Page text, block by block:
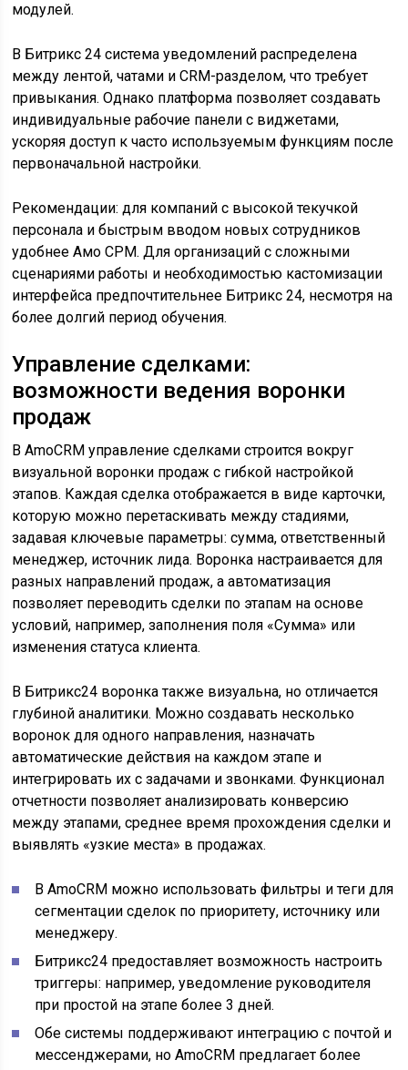
модулей.
В Битрикс 24 система уведомлений распределена
между лентой, чатами и CRM-разделом, что требует
привыкания. Однако платформа позволяет создавать
индивидуальные рабочие панели с виджетами,
ускоряя доступ к часто используемым функциям после
первоначальной настройки.
Рекомендации: для компаний с высокой текучкой
персонала и быстрым вводом новых сотрудников
удобнее Амо СРМ. Для организаций с сложными
сценариями работы и необходимостью кастомизации
интерфейса предпочтительнее Битрикс 24, несмотря на
более долгий период обучения.
Управление сделками:
возможности ведения воронки
продаж
В AmoCRM управление сделками строится вокруг
визуальной воронки продаж с гибкой настройкой
этапов. Каждая сделка отображается в виде карточки,
которую можно перетаскивать между стадиями,
задавая ключевые параметры: сумма, ответственный
менеджер, источник лида. Воронка настраивается для
разных направлений продаж, а автоматизация
позволяет переводить сделки по этапам на основе
условий, например, заполнения поля «Сумма» или
изменения статуса клиента.
В Битрикс24 воронка также визуальна, но отличается
глубиной аналитики. Можно создавать несколько
воронок для одного направления, назначать
автоматические действия на каждом этапе и
интегрировать их с задачами и звонками. Функционал
отчетности позволяет анализировать конверсию
между этапами, среднее время прохождения сделки и
выявлять «узкие места» в продажах.
В AmoCRM можно использовать фильтры и теги для
сегментации сделок по приоритету, источнику или
менеджеру.
Битрикс24 предоставляет возможность настроить
триггеры: например, уведомление руководителя
при простой на этапе более 3 дней.
Обе системы поддерживают интеграцию с почтой и
мессенджерами, но AmoCRM предлагает более